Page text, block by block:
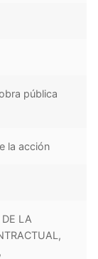
pública
la acción
LA